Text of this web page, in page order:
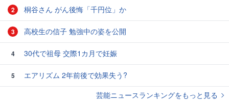
2 桐谷さん がん後悔「千円位」か
3 高校生の信子 勉強中の姿を公開
4 30代で祖母 交際1カ月で妊娠
5
エアリズム 2年前後で効果失う?
芸能ニュースランキングをもっと見る